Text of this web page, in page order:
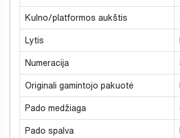
Kulno/platformos aukštis
Lytis
Numeracija
Originali gamintojo pakuotė
Pado medžiaga
Pado spalva